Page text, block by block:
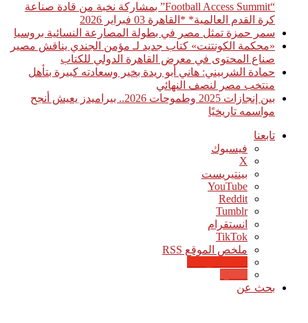
“Football Access Summit” بمشاركة نخبة من قادة صناعة
كرة القدم العالمية* *القاهرة 03 فبراير 2026
سمر حمزة تمثل مصر في بطولة المصارعة النسائية بروسيا
«محكمة الكونتنت» كتاب جديد لـ مؤمن الجندي يناقش مصير
صناع المحتوى في معرض القاهرة الدولي للكتاب
حمادة الشربيني: هاني أبو ريدة بخير وسعادته كبيرة بتأهل
منتخب مصر لنصف النهائي
بين إنجازات 2025 وطموحات 2026.. بيراميدز يعيش أنجح
مواسمه تاريخيًا
تابعنا
فيسبوك
‫X
بينتيريست
‫YouTube
انستقرام
‫TikTok
ملخص الموقع RSS
بحث عن